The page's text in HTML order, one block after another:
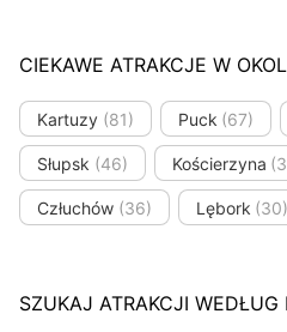
CIEKAWE ATRAKCJE W
Kartuzy (81) Puck (67)
Słupsk (46) Kościerzyna
Człuchów (36) Lębork (30)
SZUKAJ ATRAKCJI WEDŁUG